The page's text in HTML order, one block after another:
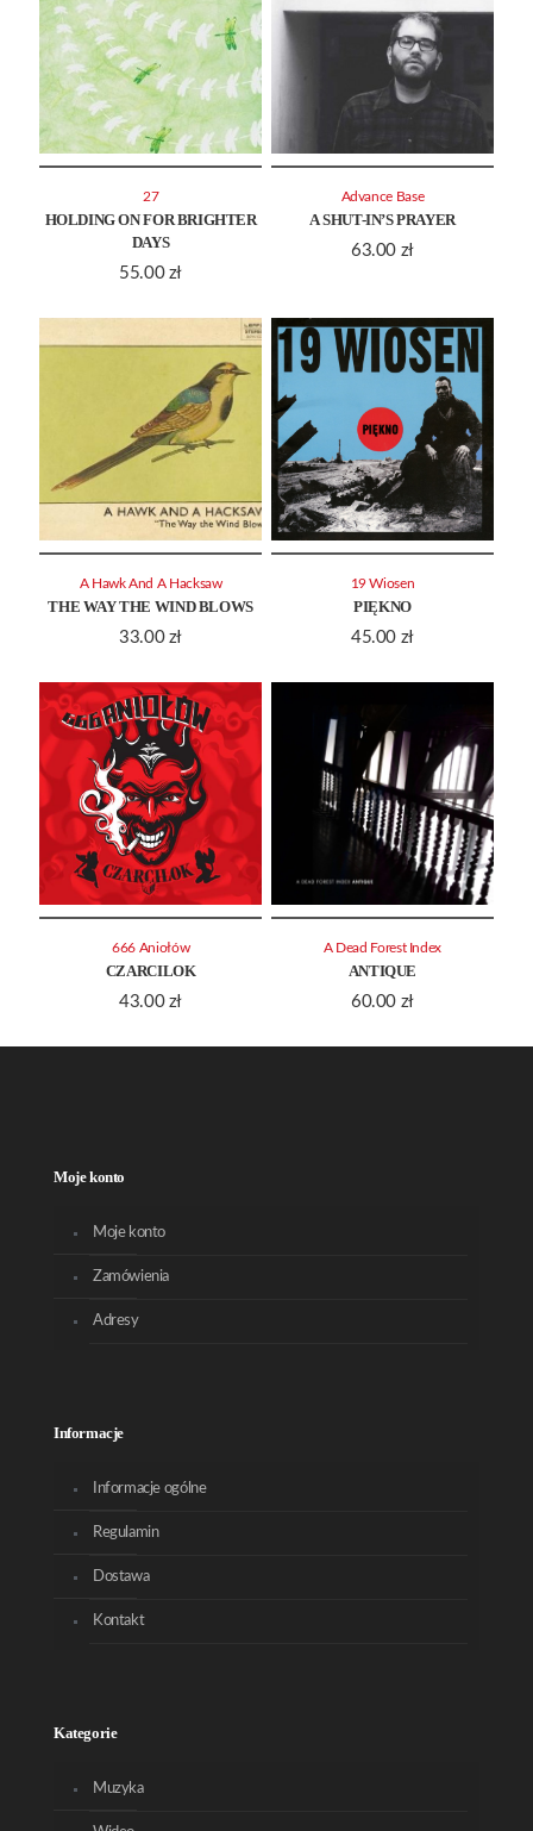
HOLDING ON FOR BRIGHTER
DAYS
55.00 zł
27
A SHUT-IN’S PRAYER
63.00 zł
Advance Base
THE WAY THE WIND BLOWS
33.00 zł
A Hawk And A Hacksaw
PIĘKNO
45.00 zł
19 Wiosen
CZARCILOK
43.00 zł
666 Aniołów
ANTIQUE
60.00 zł
A Dead Forest Index
Moje konto
Moje konto
Zamówienia
Adresy
Informacje
Informacje ogólne
Regulamin
Dostawa
Kontakt
Kategorie
Muzyka